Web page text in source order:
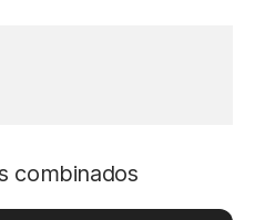
combinados